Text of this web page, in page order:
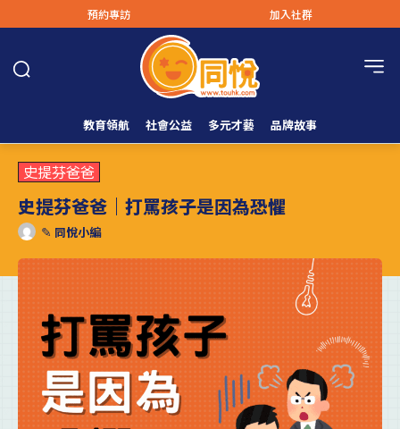
預約專訪 加入社群
教育領航 社會公益 多元才藝 品牌故事
史提芬爸爸
史提芬爸爸｜打罵孩子是因為恐懼
✎ 同悅小編